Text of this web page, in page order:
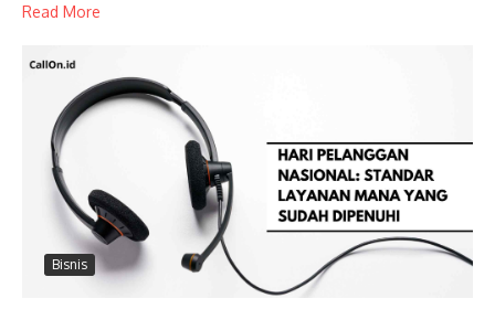
Read More
Bisnis